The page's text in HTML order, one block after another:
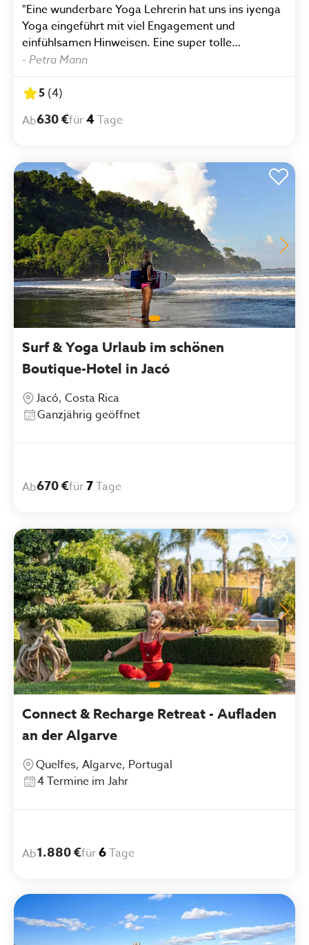
"Eine wunderbare Yoga Lehrerin hat uns ins iyenga
Yoga eingeführt mit viel Engagement und
einfühlsamen Hinweisen. Eine super tolle
Erfahrung"
- Petra Mann
5 (4)
Ab630 €für4Tage
Surf & Yoga Urlaub im schönen
Boutique-Hotel in Jacó
Jacó, Costa Rica
Ganzjährig geöffnet
Ab670 €für7Tage
Connect & Recharge Retreat - Aufladen
an der Algarve
Quelfes, Algarve, Portugal
4 Termine im Jahr
Ab1.880 €für6Tage